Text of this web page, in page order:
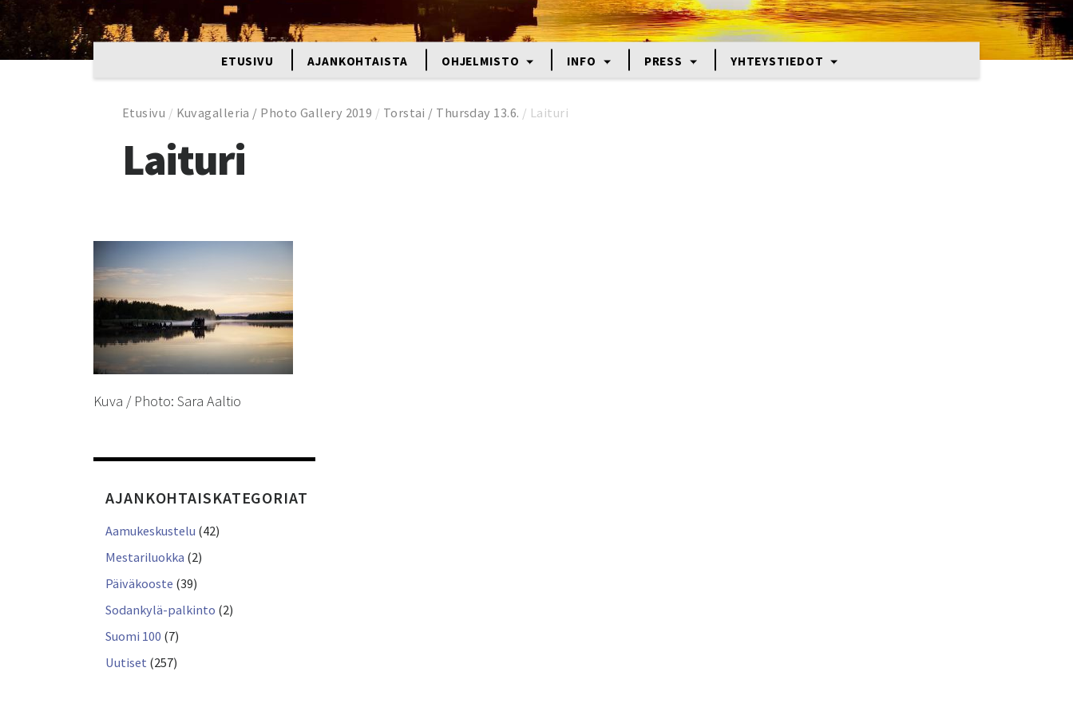
ETUSIVU AJANKOHTAISTA OHJELMISTO INFO PRESS YHTEYSTIEDOT
Etusivu / Kuvagalleria / Photo Gallery 2019 / Torstai / Thursday 13.6. / Laituri
Laituri
Kuva / Photo: Sara Aaltio
AJANKOHTAISKATEGORIAT
Aamukeskustelu (42)
Mestariluokka (2)
Päiväkooste (39)
Sodankylä-palkinto (2)
Suomi 100 (7)
Uutiset (257)